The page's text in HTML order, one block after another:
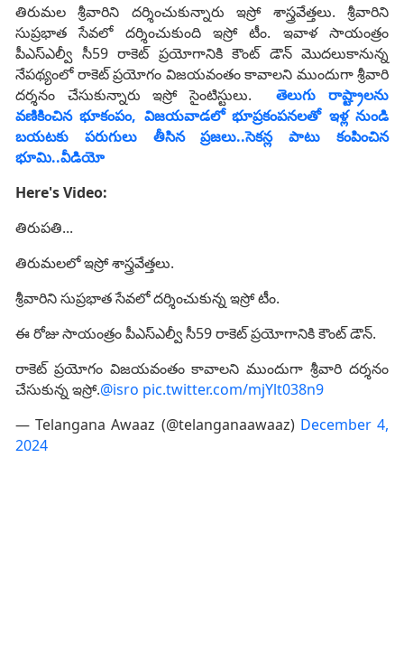
తిరుమల శ్రీవారిని దర్శించుకున్నారు ఇస్రో శాస్త్రవేత్తలు. శ్రీవారిని
సుప్రభాత సేవలో దర్శించుకుంది ఇస్రో టీం. ఇవాళ సాయంత్రం
పీఎస్ఎల్వీ సీ59 రాకెట్ ప్రయోగానికి కౌంట్ డౌన్ మొదలుకానున్న
నేపథ్యంలో రాకెట్ ప్రయోగం విజయవంతం కావాలని ముందుగా శ్రీవారి
దర్శనం చేసుకున్నారు ఇస్రో సైంటిస్టులు.
తెలుగు రాష్ట్రాలను
వణికించిన భూకంపం, విజయవాడలో భూప్రకంపనలతో ఇళ్ల నుండి
బయటకు పరుగులు తీసిన ప్రజలు..సెకన్ల పాటు కంపించిన
భూమి..వీడియో
Here's Video:
తిరుపతి...
తిరుమలలో ఇస్రో శాస్త్రవేత్తలు.
శ్రీవారిని సుప్రభాత సేవలో దర్శించుకున్న ఇస్రో టీం.
ఈ రోజు సాయంత్రం పీఎస్ఎల్వీ సీ59 రాకెట్ ప్రయోగానికి కౌంట్ డౌన్.
రాకెట్ ప్రయోగం విజయవంతం కావాలని ముందుగా శ్రీవారి దర్శనం
చేసుకున్న ఇస్రో.@isro pic.twitter.com/mjYlt038n9
— Telangana Awaaz (@telanganaawaaz) December 4,
2024